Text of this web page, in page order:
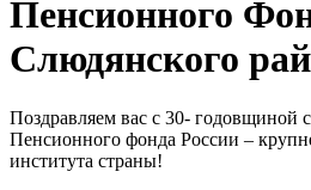
Пенсионного
Слюдянского
Поздравляем вас с 30- годовщиной
Пенсионного фонда России –
института страны!